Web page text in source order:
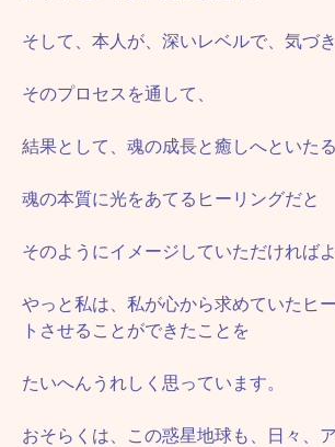
そして、本人が、深いレベルで、気づ
そのプロセスを通して、
結果として、魂の成長と癒しへといた
魂の本質に光をあてるヒーリングだと
そのようにイメージしていただければ
やっと私は、私が心から求めていたヒ
トさせることができたことを
たいへんうれしく思っています。
おそらくは、この惑星地球も、日々、